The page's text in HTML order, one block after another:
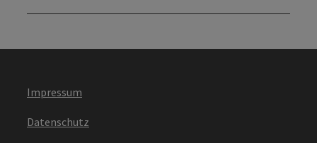
Impressum
Datenschutz